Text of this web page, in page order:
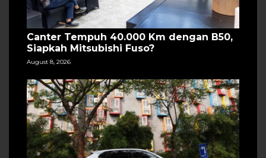
Canter Tempuh 40.000 Km dengan B50,
Siapkah Mitsubishi Fuso?
August 8, 2026